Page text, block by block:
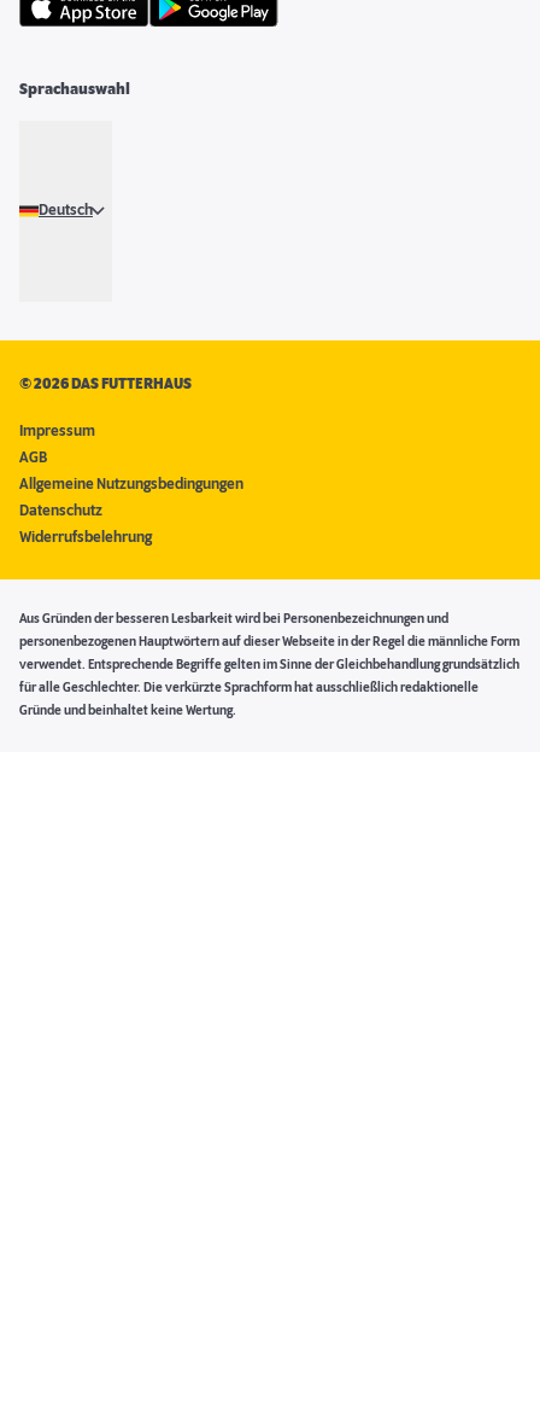
Sprachauswahl
Deutsch
©2026 DAS FUTTERHAUS
Impressum
AGB
Allgemeine Nutzungsbedingungen
Datenschutz
Widerrufsbelehrung
Aus Gründen der besseren Lesbarkeit wird bei Personenbezeichnungen und
personenbezogenen Hauptwörtern auf dieser Webseite in der Regel die männliche Form
verwendet. Entsprechende Begriffe gelten im Sinne der Gleichbehandlung grundsätzlich
für alle Geschlechter. Die verkürzte Sprachform hat ausschließlich redaktionelle
Gründe und beinhaltet keine Wertung.